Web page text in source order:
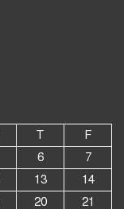
T
F
6
7
13
14
20 21